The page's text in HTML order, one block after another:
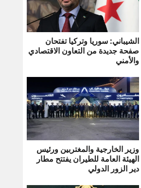
الشيباني: سوريا وتركيا تفتحان
صفحة جديدة من التعاون الاقتصادي
والأمني
وزير الخارجية والمغتربين ورئيس
الهيئة العامة للطيران يفتتح مطار
دير الزور الدولي